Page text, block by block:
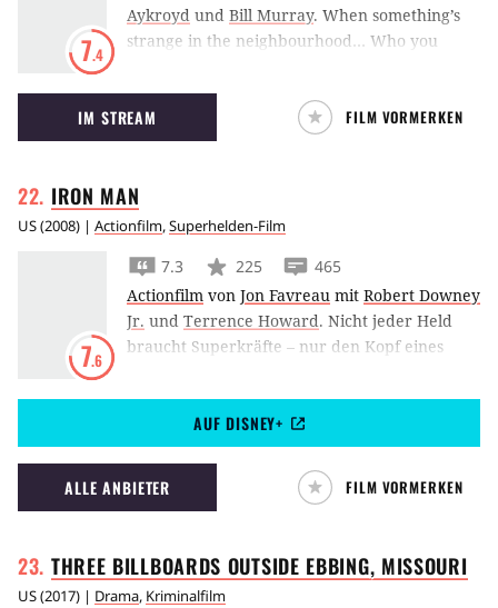
7.4
Aykroyd und Bill Murray. When something’s
strange in the neighbourhood… Who you
IM STREAM FILM VORMERKEN
IRON MAN
US(2008) | Actionfilm,Superhelden-Film
7.6
7.3 225
465
Actionfilm von Jon Favreau mit Robert Downey
Jr. und Terrence Howard. Nicht jeder Held
braucht Superkräfte – nur den Kopf eines
Multimilliardärs. Robert Downey Jr. gibt den
Iron Manalias Tony Stark im ersten Teil der
Comic-Verfilmung von Jon Favreau.
AUF DISNEY+
ALLE ANBIETER FILM VORMERKEN
THREE BILLBOARDS OUTSIDE EBBING, MISSOURI
US(2017) | Drama, Kriminalfilm